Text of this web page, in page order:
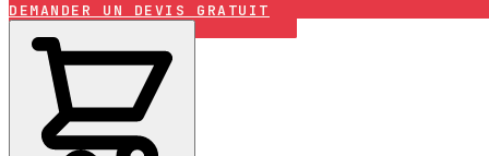
DEMANDER UN DEVIS GRATUIT